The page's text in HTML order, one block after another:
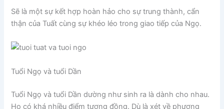
Sẽ là một sự kết hợp hoàn hảo cho sự trung thành, cẩn
thận của Tuất cùng sự khéo léo trong giao tiếp của Ngọ.
Tuổi Ngọ và tuổi Dần
Tuổi Ngọ và tuổi Dần dường như sinh ra là dành cho nhau.
Họ có khá nhiều điểm tương đồng. Dù là xét về phương